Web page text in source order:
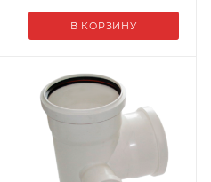
В КОРЗИНУ